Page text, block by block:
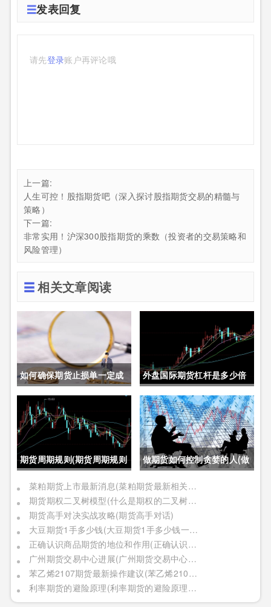
发表回复
请先登录账户再评论哦
上一篇:
人生可控！股指期货吧（深入探讨股指期货交易的精髓与
策略）
下一篇:
非常实用！沪深300股指期货的乘数（投资者的交易策略和
风险管理）
相关文章阅读
如何确保期货止损单一定成
交成功(如何确保期货止损单
一定成交成功呢)
外盘国际期货杠杆是多少倍
(外盘国际期货杠杆是多少倍
的)
期货周期规则(期货周期规则
是什么)
做期货如何控制贪婪的人(做
期货如何控制贪婪的人呢)
菜粕期货上市最新消息(菜粕期货最新相关信息)
期货期权二叉树模型(什么是期权的二叉树模型)
期货高手对决实战攻略(期货高手对话)
大豆期货1手多少钱(大豆期货1手多少钱一个)
正确认识商品期货的地位和作用(正确认识商品期货的地位和作用是什么)
广州期货交易中心进展(广州期货交易中心进展情况)
苯乙烯2107期货最新操作建议(苯乙烯2109期货)
利率期货的避险原理(利率期货的避险原理是什么)